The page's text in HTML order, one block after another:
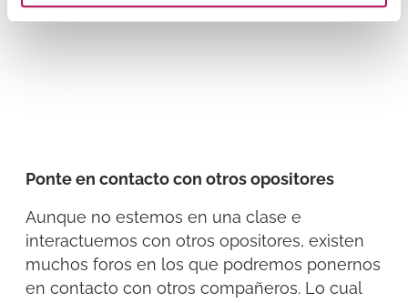
Ponte en contacto con otros opositores
Aunque no estemos en una clase e
interactuemos con otros opositores, existen
muchos foros en los que podremos ponernos
en contacto con otros compañeros. Lo cual